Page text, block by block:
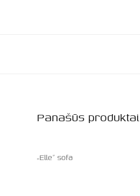
Panašūs produktai
„Elle” sofa